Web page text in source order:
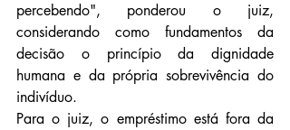
percebendo", ponderou o juiz,
considerando como fundamentos da
decisão o princípio da dignidade
humana e da própria sobrevivência do
indivíduo.
Para o juiz, o empréstimo está fora da